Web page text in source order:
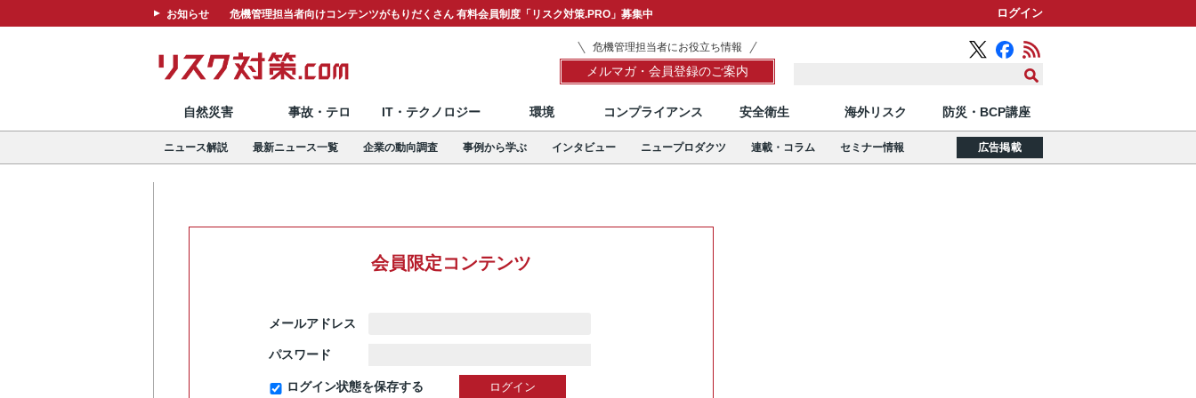
お知らせ 危機管理担当者向けコンテンツがもりだくさん 有料会員制度「リスク対策.PRO」募集中 ログイン
危機管理担当者にお役立ち情報
メルマガ・会員登録のご案内
自然災害 事故・テロ IT・テクノロジー 環境 コンプライアンス 安全衛生 海外リスク 防災・BCP講座
ニュース解説 最新ニュース一覧 企業の動向調査 事例から学ぶ インタビュー ニュープロダクツ 連載・コラム セミナー情報 広告掲載
会員限定コンテンツ
メールアドレス
パスワード
ログイン状態を保存する